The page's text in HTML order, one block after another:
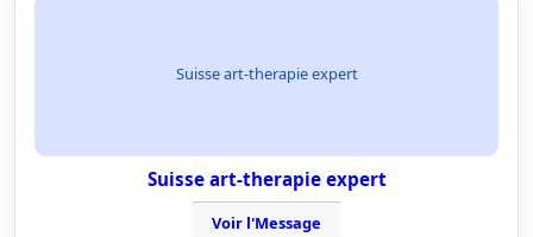
Suisse art-therapie expert
Suisse art-therapie expert
Voir l'Message